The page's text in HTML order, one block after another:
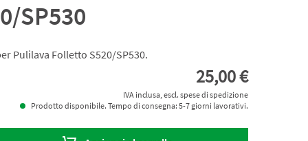
SP530
Pulilava Folletto S520/SP530.
25,00 €
IVA inclusa, escl. spese di spedizione
Prodotto disponibile. Tempo di consegna: 5-7 giorni lavorativi.